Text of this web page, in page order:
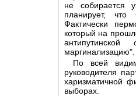
не собирается
планирует, что
Фактически
который на
маргинализацию".
По всей
руководителя
харизматичной
выборах.